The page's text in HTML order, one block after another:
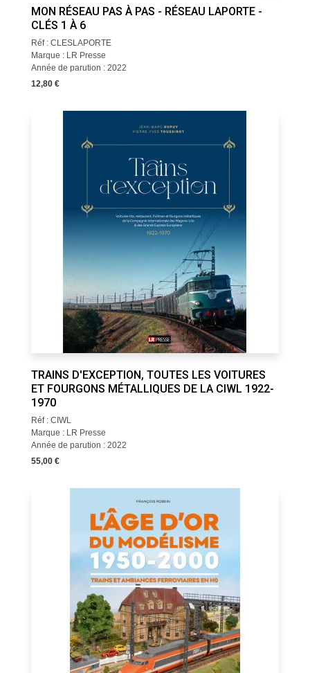
MON RÉSEAU PAS À PAS - RÉSEAU LAPORTE -
CLÉS 1 À 6
Réf : CLESLAPORTE
Marque : LR Presse
Année de parution : 2022
12,80 €
TRAINS D'EXCEPTION, TOUTES LES VOITURES
ET FOURGONS MÉTALLIQUES DE LA CIWL 1922-
1970
Réf : CIWL
Marque : LR Presse
Année de parution : 2022
55,00 €